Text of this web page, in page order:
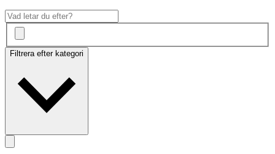
Filtrera efter kategori